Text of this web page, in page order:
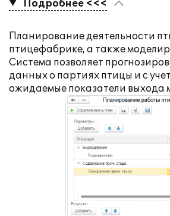
Подробнее <<<
Планирование деятельности
птицефабрике, а также
Система позволяет
данных о партиях птицы и с
ожидаемые показатели выхода